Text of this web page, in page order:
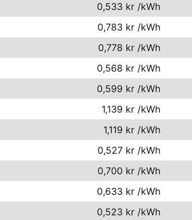
0,533 kr /kWh
0,783 kr /kWh
0,778 kr /kWh
0,568 kr /kWh
0,599 kr /kWh
1,139 kr /kWh
1,119 kr /kWh
0,527 kr /kWh
0,700 kr /kWh
0,633 kr /kWh
0,523 kr /kWh